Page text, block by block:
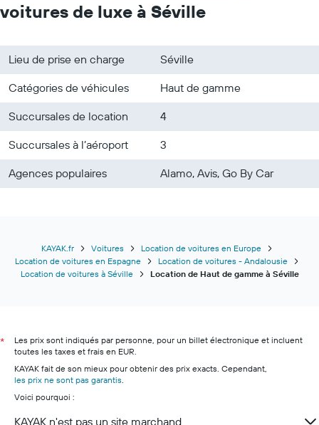
voitures de luxe à Séville
Lieu de prise en charge
Séville
Catégories de véhicules
Haut de gamme
Succursales de location
4
Succursales à l’aéroport
3
Agences populaires
Alamo, Avis, Go By Car
KAYAK.fr Voitures
Location de voitures en Europe
Location de voitures en Espagne
Location de voitures - Andalousie
Location de voitures à Séville
Location de Haut de gamme à Séville
*
Les prix sont indiqués par personne, pour un billet électronique et incluent
toutes les taxes et frais en EUR.
KAYAK fait de son mieux pour obtenir des prix exacts. Cependant,
les prix ne sont pas garantis.
Voici pourquoi :
KAYAK n'est pas un site marchand